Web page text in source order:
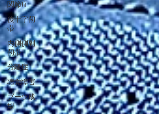
関節症
後十字靭
帯
内側側副
靭帯
分離症
聴覚障害
ブーツ成
型